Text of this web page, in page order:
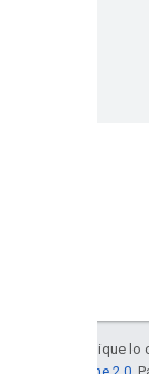
Salvo que se indique